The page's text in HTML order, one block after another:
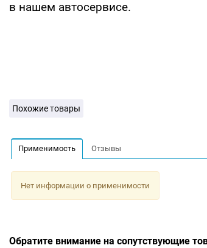
в нашем автосервисе.
Похожие товары
Применимость Отзывы
Нет информации о применимости
Обратите внимание на сопутствующие